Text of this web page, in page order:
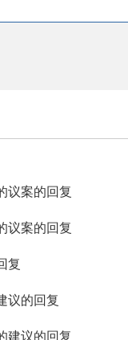
议案的回复
议案的回复
复
议的回复
建议的回复